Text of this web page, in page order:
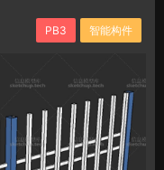
PB3 智能构件